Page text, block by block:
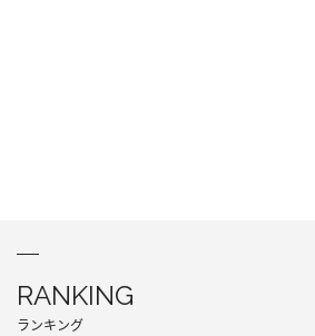
RANKING
ランキング